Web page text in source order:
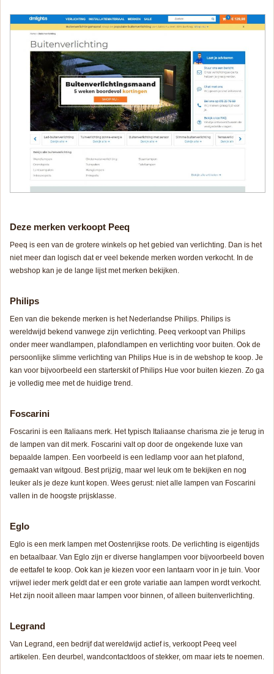
Deze merken verkoopt Peeq
Peeq is een van de grotere winkels op het gebied van verlichting. Dan is het
niet meer dan logisch dat er veel bekende merken worden verkocht. In de
webshop kan je de lange lijst met merken bekijken.
Philips
Een van die bekende merken is het Nederlandse Philips. Philips is
wereldwijd bekend vanwege zijn verlichting. Peeq verkoopt van Philips
onder meer wandlampen, plafondlampen en verlichting voor buiten. Ook de
persoonlijke slimme verlichting van Philips Hue is in de webshop te koop. Je
kan voor bijvoorbeeld een starterskit of Philips Hue voor buiten kiezen. Zo ga
je volledig mee met de huidige trend.
Foscarini
Foscarini is een Italiaans merk. Het typisch Italiaanse charisma zie je terug in
de lampen van dit merk. Foscarini valt op door de ongekende luxe van
bepaalde lampen. Een voorbeeld is een ledlamp voor aan het plafond,
gemaakt van witgoud. Best prijzig, maar wel leuk om te bekijken en nog
leuker als je deze kunt kopen. Wees gerust: niet alle lampen van Foscarini
vallen in de hoogste prijsklasse.
Eglo
Eglo is een merk lampen met Oostenrijkse roots. De verlichting is eigentijds
en betaalbaar. Van Eglo zijn er diverse hanglampen voor bijvoorbeeld boven
de eettafel te koop. Ook kan je kiezen voor een lantaarn voor in je tuin. Voor
vrijwel ieder merk geldt dat er een grote variatie aan lampen wordt verkocht.
Het zijn nooit alleen maar lampen voor binnen, of alleen buitenverlichting.
Legrand
Van Legrand, een bedrijf dat wereldwijd actief is, verkoopt Peeq veel
artikelen. Een deurbel, wandcontactdoos of stekker, om maar iets te noemen.